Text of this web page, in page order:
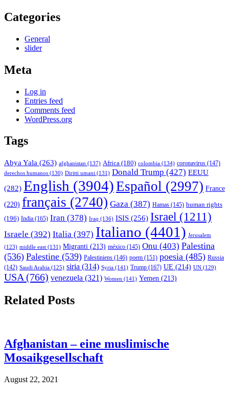
Categories
General
slider
Meta
Log in
Entries feed
Comments feed
WordPress.org
Tags
Abya Yala (263) afghanistan (137) Africa (180) colombia (134) coronavirus (147)
derechos humanos (130) Diritti umani (131) Donald Trump (427) EEUU
(282) English (3904)Español (2997) France
(220) français (2740) Gaza (387) Hamas (145) human rights
(196) India (165) Iran (378) Iraq (136) ISIS (256) Israel (1211)
Israele (392) Italia (397) Italiano (4401) Jerusalem
(123) middle east (131) Migranti (213) méxico (145) Onu (403) Palestina
(536) Palestine (539) Palestiniens (146) poem (151) poesia (485) Russia
(142) Saudi Arabia (125) siria (314) Syria (141) Trump (167) UE (214) UN (129)
USA (766) venezuela (321) Women (141) Yemen (213)
Related Posts
Afghanistan – eine muslimische
Mosaikgesellschaft
August 22, 2021